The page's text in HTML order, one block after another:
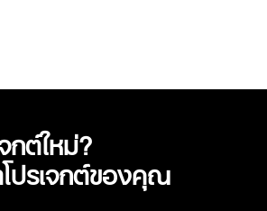
กต์ใหม่?
รเจกต์ของคุณ